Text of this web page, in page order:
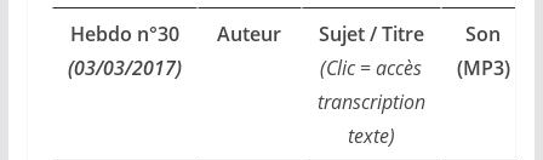
Hebdo n°30
(03/03/2017)
Auteur
Sujet / Titre
(Clic = accès
transcription
texte)
Son
(MP3)